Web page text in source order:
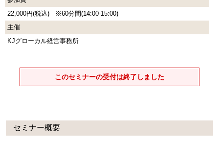
22,000円(税込) ※60分間(14:00-15:00)
主催
KJグローカル経営事務所
このセミナーの受付は終了しました
セミナー概要